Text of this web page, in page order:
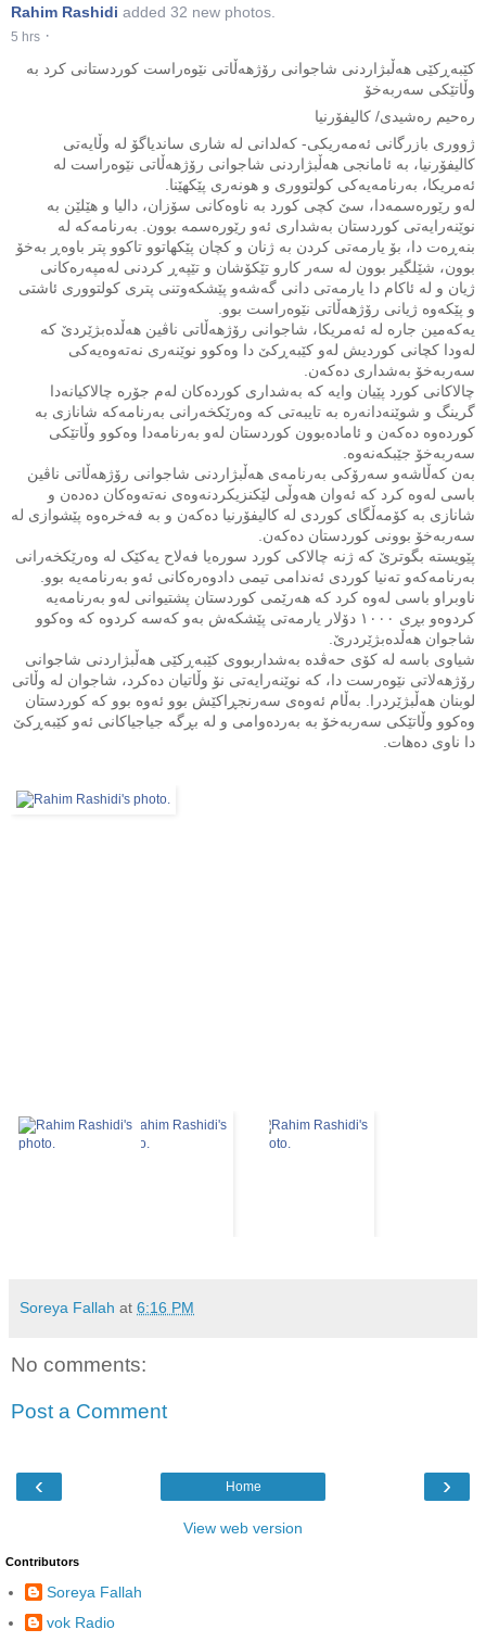
Rahim Rashidi added 32 new photos.
5 hrs ·
کێبەڕکێی هەڵبژاردنی شاجوانی رۆژهەڵاتی نێوەراست کوردستانی کرد بە
وڵاتێکی سەربەخۆ
رەحیم رەشیدی/ کالیفۆرنیا
ژووری بازرگانی ئه‌مه‌ریکی- کەلدانی له‌ شاری ساندیاگۆ لە وڵایەتی
کالیفۆرنیا، بە ئامانجی هەڵبژاردنی شاجوانی رۆژهەڵاتی نێوەراست لە
ئەمریکا، بەرنامەیەکی کولتووری و هونەری پێکهێنا.
له‌و رێورەسمەدا، سێ کچی کورد بە ناوەکانی سۆزان، دالیا و هێلێن بە
نوێنەرایەتی کوردستان بەشداری ئەو رێورەسمە بوون. بەرنامەکە لە
بنەڕەت دا، بۆ یارمه‌تی کردن به‌ ژنان و کچان پێکهاتوو تاکوو پتر باوه‌ڕ به‌خۆ
بوون، شێلگیر بوون له‌ سه‌ر کارو تێکۆشان و تێپەڕ کردنی لەمپەرەکانی
ژیان و لە ئاکام دا یارمەتی دانی گەشەو پێشکەوتنی پتری کولتووری ئاشتی
و پێکەوە ژیانی رۆژهەڵاتی نێوەراست بوو.
یەکەمین جارە لە ئەمریکا، شاجوانی رۆژهەڵاتی ناڤین هەڵدەبژێردێ کە
لەودا کچانی کوردیش لەو کێبەڕکێ دا وەکوو نوێنەری نەتەوەیەکی
سەربەخۆ بەشداری دەکەن.
چالاکانی کورد پێیان وایە کە بەشداری کوردەکان لەم جۆرە چالاکیانەدا
گرینگ و شوێنەدانەرە بە تایبەتی کە وەرێکخەرانی بەرنامەکە شانازی بە
کوردەوە دەکەن و ئامادەبوون کوردستان لەو بەرنامەدا وەکوو وڵاتێکی
سەربەخۆ جێبکەنەوە.
بەن کەڵاشەو سەرۆکی بەرنامەی هەڵبژاردنی شاجوانی رۆژهەڵاتی ناڤین
باسی لەوە کرد کە ئەوان هەوڵی لێکنزیکردنەوەی نەتەوەکان دەدەن و
شانازی بە کۆمەڵگای کوردی لە کالیفۆرنیا دەکەن و بە فەخرەوە پێشوازی لە
سەربەخۆ بوونی کوردستان دەکەن.
پێویستە بگوترێ کە ژنە چالاکی کورد سورەیا فەلاح یەکێک لە وەرێکخەرانی
بەرنامەکەو تەنیا کوردی ئەندامی تیمی دادوەرەکانی ئەو بەرنامەیە بوو.
ناوبراو باسی لەوە کرد کە هەرێمی کوردستان پشتیوانی لەو بەرنامەیە
کردوەو بڕی ١٠٠٠ دۆلار یارمەتی پێشکەش بەو کەسە کردوە کە وەکوو
شاجوان هەڵدەبژێردرێ.
شیاوی باسە لە کۆی حەڤدە بەشداربووی کێبەڕکێی هەڵبژاردنی شاجوانی
رۆژهەلاتی نێوەرست دا، کە نوێنەرایەتی نۆ وڵاتیان دەکرد، شاجوان لە وڵاتی
لوبنان هەڵبژێردرا. بەڵام ئەوەی سەرنجڕاکێش بوو ئەوە بوو کە کوردستان
وەکوو وڵاتێکی سەربەخۆ بە بەردەوامی و لە بڕگە جیاجیاکانی ئەو کێبەڕکێ
دا ناوی دەهات.
Soreya Fallah at 6:16 PM
No comments:
Post a Comment
‹ ›
Home
View web version
Contributors
Soreya Fallah
vok Radio